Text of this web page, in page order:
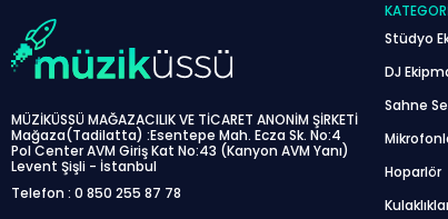
MÜZİKÜSSÜ MAĞAZACILIK VE TİCARET ANONİM ŞİRKETİ
Mağaza(Tadilatta) :Esentepe Mah. Ecza Sk. No:4
Pol Center AVM Giriş Kat No:43 (Kanyon AVM Yanı)
Levent Şişli - İstanbul
Telefon : 0 850 255 87 78
Stüdyo
DJ
Sahne
Hoparlör